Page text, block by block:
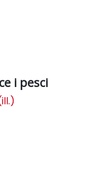
i pesci